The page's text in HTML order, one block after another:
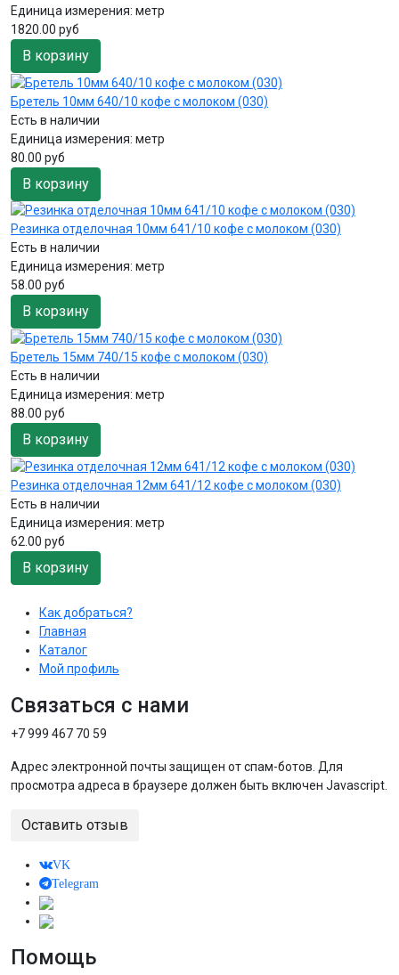
Единица измерения: метр
1820.00 руб
В корзину
Бретель 10мм 640/10 кофе с молоком (030)
Есть в наличии
Единица измерения: метр
80.00 руб
В корзину
Резинка отделочная 10мм 641/10 кофе с молоком (030)
Есть в наличии
Единица измерения: метр
58.00 руб
В корзину
Бретель 15мм 740/15 кофе с молоком (030)
Есть в наличии
Единица измерения: метр
88.00 руб
В корзину
Резинка отделочная 12мм 641/12 кофе с молоком (030)
Есть в наличии
Единица измерения: метр
62.00 руб
В корзину
Как добраться?
Главная
Каталог
Мой профиль
Связаться с нами
+7 999 467 70 59
Адрес электронной почты защищен от спам-ботов. Для
просмотра адреса в браузере должен быть включен Javascript.
Оставить отзыв
VK
Telegram
Помощь